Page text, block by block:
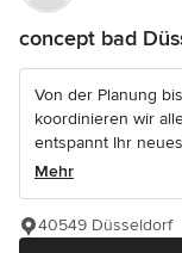
concept bad
Von der Planung
koordinieren wir
entspannt Ihr
Mehr
40549 Düsseldorf